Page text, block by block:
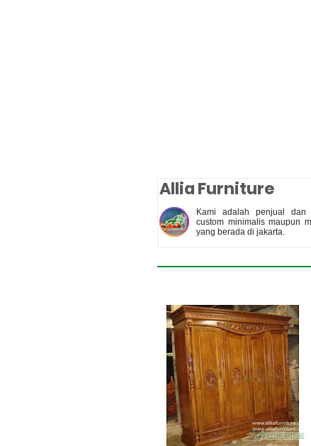
Allia Furniture
Kami adalah penjual dan
custom minimalis maupun
yang berada di jakarta.